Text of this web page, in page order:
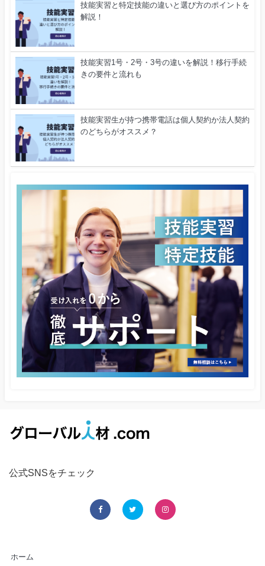
技能実習と特定技能の違いと選び方のポイントを
解説！
技能実習1号・2号・3号の違いを解説！移行手続
きの要件と流れも
技能実習生が持つ携帯電話は個人契約か法人契約
のどちらがオススメ？
公式SNSをチェック
ホーム